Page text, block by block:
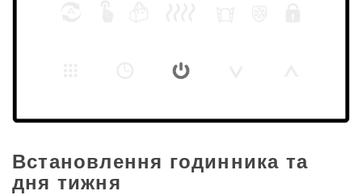
Встановлення годинника та
дня тижня